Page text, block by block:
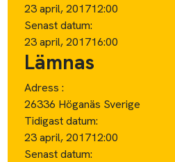
23 april, 201712:00
Senast datum:
23 april, 201716:00
Lämnas
Adress :
26336 Höganäs Sverige
Tidigast datum:
23 april, 201712:00
Senast datum: